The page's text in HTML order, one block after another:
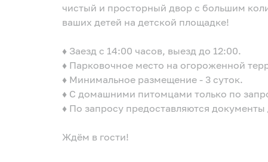
чистый и просторный двор с большим
ваших детей на детской площадке!
♦️ Заезд с 14:00 часов, выезд до 12:00.
♦️ Парковочное место на огороженной
♦️ Минимальное размещение - 3 суток.
♦️ С домашними питомцами только по
♦️ По запросу предоставляются документы
Ждём в гости!